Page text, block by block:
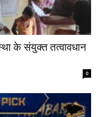
के संयुक्त तत्वावधान
0